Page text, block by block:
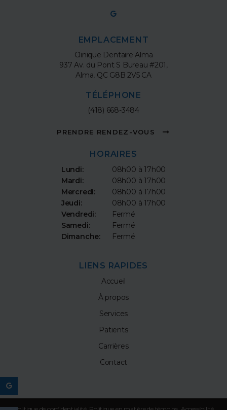
EMPLACEMENT
Clinique Dentaire Alma
937 Av. du Pont S Bureau #201
Alma QC G8B 2V5 CA
TÉLÉPHONE
(418) 668-3484
PRENDRE RENDEZ-VOUS
HORAIRES
Lundi:
08h00 à 17h00
Mardi:
08h00 à 17h00
Mercredi:
08h00 à 17h00
Jeudi:
08h00 à 17h00
Vendredi:
Fermé
Samedi:
Fermé
Dimanche:
Fermé
LIENS RAPIDES
Accueil
À propos
Services
Patients
Carrières
Contact